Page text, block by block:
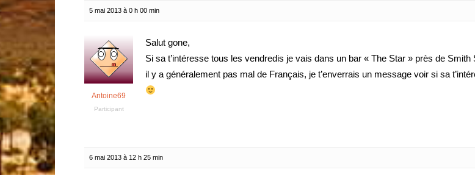
5 mai 2013 à 0 h 00 min
Antoine69
Participant
Salut gone,
Si sa t’intéresse tous les vendredis je vais dans un bar « The Star » près de Smith
il y a généralement pas mal de Français, je t’enverrais un message voir si sa
6 mai 2013 à 12 h 25 min